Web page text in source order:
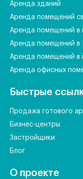
Аренда зданий
Аренда помещений
Аренда помещений в
Аренда помещений в
Аренда помещений в
Аренда офисных
Быстрые
Продажа готового
Бизнес-центры
Застройщики
Блог
О проекте